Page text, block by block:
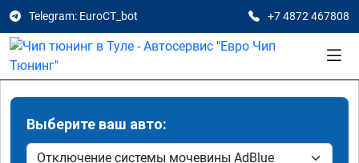
Telegram: EuroCT_bot +7 4872 467808
Выберите ваш авто: